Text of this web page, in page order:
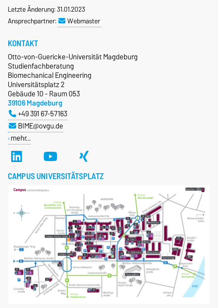
Letzte Änderung: 31.01.2023
Ansprechpartner:
Webmaster
KONTAKT
Otto-von-Guericke-Universität Magdeburg
Studienfachberatung
Biomechanical Engineering
Universitätsplatz 2
Gebäude 10 - Raum 053
39106 Magdeburg
+49 391 67-57163
BIME@ovgu.de
mehr…
CAMPUS UNIVERSITÄTSPLATZ